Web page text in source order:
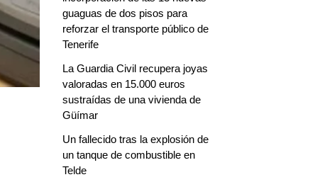
guaguas de dos pisos para
reforzar el transporte público de
Tenerife
La Guardia Civil recupera joyas
valoradas en 15.000 euros
sustraídas de una vivienda de
Güímar
Un fallecido tras la explosión de
un tanque de combustible en
Telde